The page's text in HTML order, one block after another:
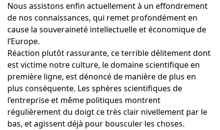
Nous assistons enfin actuellement à un effondrement
de nos connaissances, qui remet profondément en
cause la souveraineté intellectuelle et économique de
l’Europe.
Réaction plutôt rassurante, ce terrible délitement dont
est victime notre culture, le domaine scientifique en
première ligne, est dénoncé de manière de plus en
plus conséquente. Les sphères scientifiques de
l’entreprise et même politiques montrent
régulièrement du doigt ce très clair nivellement par le
bas, et agissent déjà pour bousculer les choses.